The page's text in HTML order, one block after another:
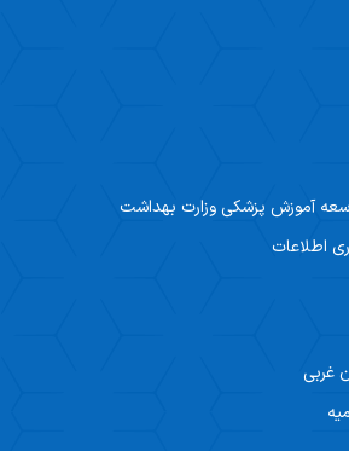
آموزش پزشکی وزارت بهداشت
اطلاعات
غربی